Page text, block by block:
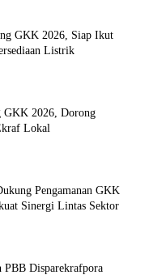
GKK 2026, Siap Ikut
Listrik
GKK 2026, Dorong
Lokal
Pengamanan GKK
Sinergi Lintas Sektor
PBB Disparekrafpora